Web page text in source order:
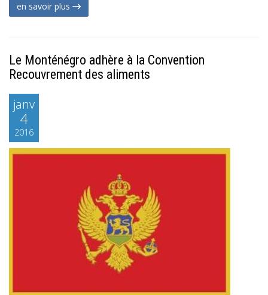
en savoir plus
Le Monténégro adhère à la Convention
Recouvrement des aliments
janv
4
2016